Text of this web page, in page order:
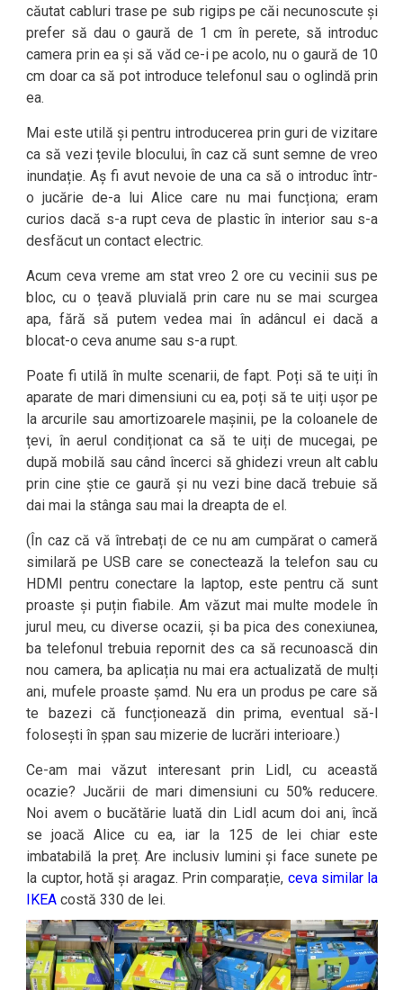
căutat cabluri trase pe sub rigips pe căi necunoscute și
prefer să dau o gaură de 1 cm în perete, să introduc
camera prin ea și să văd ce-i pe acolo, nu o gaură de 10
cm doar ca să pot introduce telefonul sau o oglindă prin
ea.
Mai este utilă și pentru introducerea prin guri de vizitare
ca să vezi țevile blocului, în caz că sunt semne de vreo
inundație. Aș fi avut nevoie de una ca să o introduc într-
o jucărie de-a lui Alice care nu mai funcționa; eram
curios dacă s-a rupt ceva de plastic în interior sau s-a
desfăcut un contact electric.
Acum ceva vreme am stat vreo 2 ore cu vecinii sus pe
bloc, cu o țeavă pluvială prin care nu se mai scurgea
apa, fără să putem vedea mai în adâncul ei dacă a
blocat-o ceva anume sau s-a rupt.
Poate fi utilă în multe scenarii, de fapt. Poți să te uiți în
aparate de mari dimensiuni cu ea, poți să te uiți ușor pe
la arcurile sau amortizoarele mașinii, pe la coloanele de
țevi, în aerul condiționat ca să te uiți de mucegai, pe
după mobilă sau când încerci să ghidezi vreun alt cablu
prin cine știe ce gaură și nu vezi bine dacă trebuie să
dai mai la stânga sau mai la dreapta de el.
(În caz că vă întrebați de ce nu am cumpărat o cameră
similară pe USB care se conectează la telefon sau cu
HDMI pentru conectare la laptop, este pentru că sunt
proaste și puțin fiabile. Am văzut mai multe modele în
jurul meu, cu diverse ocazii, și ba pica des conexiunea,
ba telefonul trebuia repornit des ca să recunoască din
nou camera, ba aplicația nu mai era actualizată de mulți
ani, mufele proaste șamd. Nu era un produs pe care să
te bazezi că funcționează din prima, eventual să-l
folosești în șpan sau mizerie de lucrări interioare.)
Ce-am mai văzut interesant prin Lidl, cu această
ocazie? Jucării de mari dimensiuni cu 50% reducere.
Noi avem o bucătărie luată din Lidl acum doi ani, încă
se joacă Alice cu ea, iar la 125 de lei chiar este
imbatabilă la preț. Are inclusiv lumini și face sunete pe
la cuptor, hotă și aragaz. Prin comparație, ceva similar la
IKEA costă 330 de lei.